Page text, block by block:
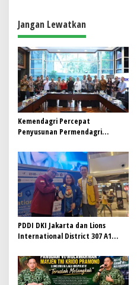
a
s
i
p
o
s
Jangan Lewatkan
Kemendagri Percepat
Penyusunan Permendagri
PDDI DKI Jakarta dan Lions
International District 307 A1
Gerakan Donor Darah Modern